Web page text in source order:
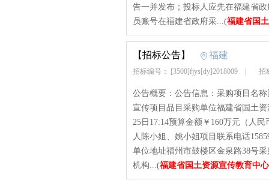
告一并发布；投标人应先在福建省
员账号在福建省政府采...(福建省国
【招标公告】 福建
招标编号： [3500]fjys[dy]2018009 招
公告概要：公告信息：采购项目名
宣传项目品目采购单位福建省国土
25日17:14预算金额￥160万元（人
人陈小姐、姚小姐项目联系电话
单位地址福州市鼓楼区金泉路38号
机构...(福建省国土资源宣传教育中心